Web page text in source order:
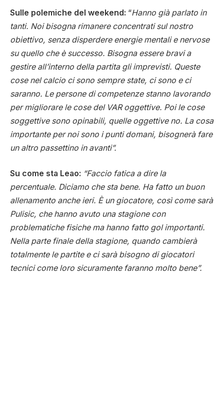
Sulle polemiche del weekend: “Hanno già parlato in
tanti. Noi bisogna rimanere concentrati sul nostro
obiettivo, senza disperdere energie mentali e nervose
su quello che è successo. Bisogna essere bravi a
gestire all’interno della partita gli imprevisti. Queste
cose nel calcio ci sono sempre state, ci sono e ci
saranno. Le persone di competenze stanno lavorando
per migliorare le cose del VAR oggettive. Poi le cose
soggettive sono opinabili, quelle oggettive no. La cosa
importante per noi sono i punti domani, bisognerà fare
un altro passettino in avanti”.
Su come sta Leao: “Faccio fatica a dire la
percentuale. Diciamo che sta bene. Ha fatto un buon
allenamento anche ieri. È un giocatore, così come sarà
Pulisic, che hanno avuto una stagione con
problematiche fisiche ma hanno fatto gol importanti.
Nella parte finale della stagione, quando cambierà
totalmente le partite e ci sarà bisogno di giocatori
tecnici come loro sicuramente faranno molto bene”.